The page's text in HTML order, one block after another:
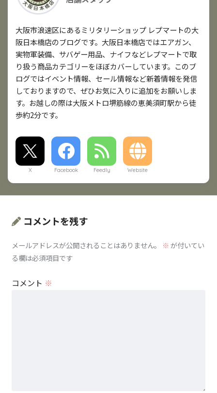
大阪市浪速区にあるミリタリーショップ レプマートの大
阪日本橋店のブログです。大阪日本橋店ではエアガン、
実物軍装備、サバゲー用品、ナイフなどレプマートで取
り扱う商品カテゴリーをほぼカバーしています。このブ
ログではイベント情報、セール情報など新着情報を発信
しておりますので、ぜひお気に入りに追加をお願いしま
す。お越しの際は大阪メトロ堺筋線の恵美須町駅から徒
歩約2分です。
X Facebook Feedly Website
コメントを残す
メールアドレスが公開されることはありません。 ※が付いてい
る欄は必須項目です
コメント ※